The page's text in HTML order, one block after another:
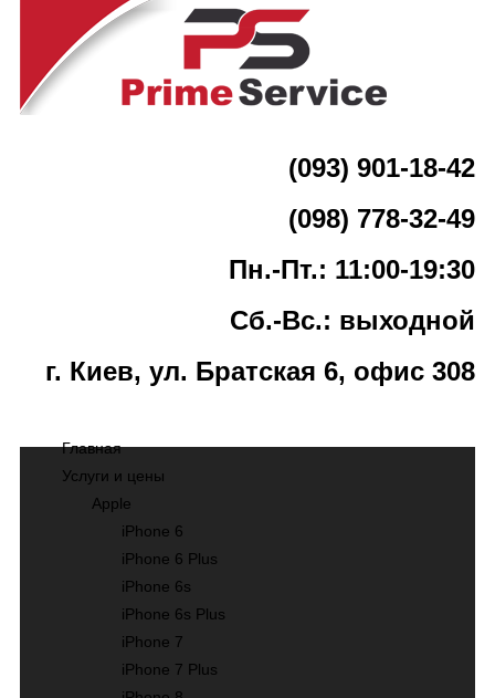
(093) 901-18-42
(098) 778-32-49
Пн.-Пт.: 11:00-19:30
Сб.-Вс.: выходной
г. Киев, ул. Братская 6, офис 308
Главная
Услуги и цены
Apple
iPhone 6
iPhone 6 Plus
iPhone 6s
iPhone 6s Plus
iPhone 7
iPhone 7 Plus